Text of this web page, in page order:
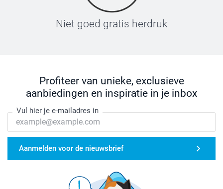
Niet goed gratis herdruk
Profiteer van unieke, exclusieve
aanbiedingen en inspiratie in je inbox
Vul hier je e-mailadres in
Aanmelden voor de nieuwsbrief